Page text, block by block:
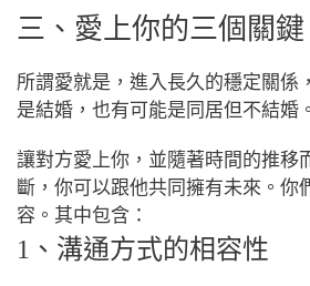
三、愛上你的三個關鍵
所謂愛就是，進入長久的穩定關係
是結婚，也有可能是同居但不結婚。
讓對方愛上你，並隨著時間的推移
斷，你可以跟他共同擁有未來。你
容。其中包含：
1、溝通方式的相容性